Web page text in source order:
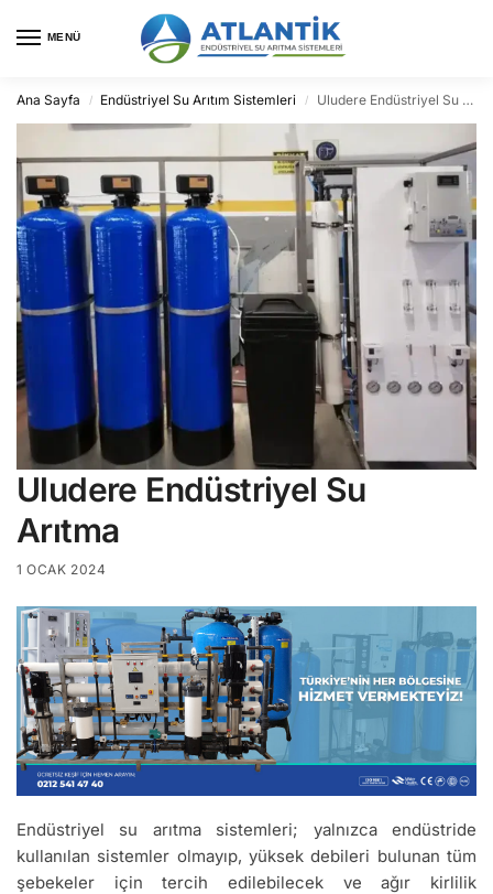
MENÜ
Ana Sayfa / Endüstriyel Su Arıtım Sistemleri / Uludere Endüstriyel Su Arıtma
Uludere Endüstriyel Su
Arıtma
1 OCAK 2024
Endüstriyel su arıtma sistemleri; yalnızca endüstride
kullanılan sistemler olmayıp, yüksek debileri bulunan tüm
şebekeler için tercih edilebilecek ve ağır kirlilik